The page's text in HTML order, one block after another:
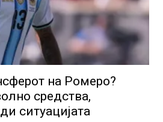
на Ромеро?
средства,
ситуацијата